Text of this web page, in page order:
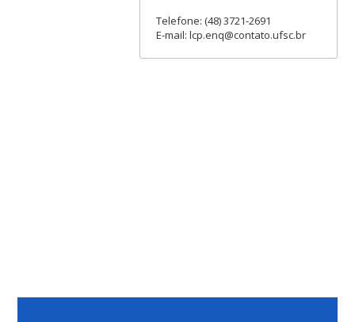
Telefone: (48) 3721-2691
E-mail: lcp.enq@contato.ufsc.br